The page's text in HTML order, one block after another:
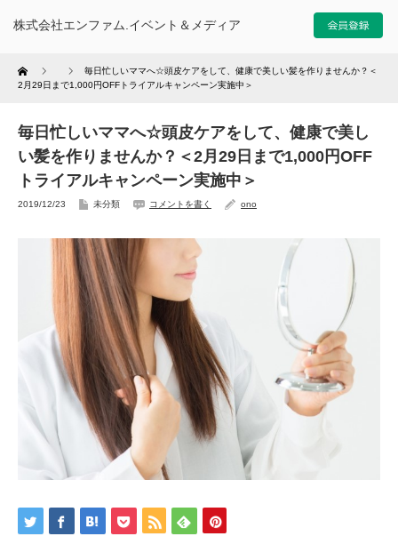
株式会社エンファム.イベント＆メディア
Home
毎日忙しいママへ☆頭皮ケアをして、健康で美しい髪を作りませんか？＜
2月29日まで1,000円OFFトライアルキャンペーン実施中＞
毎日忙しいママへ☆頭皮ケアをして、健康で美し
い髪を作りませんか？＜2月29日まで1,000円OFF
トライアルキャンペーン実施中＞
2019/12/23 未分類 コメントを書く ono